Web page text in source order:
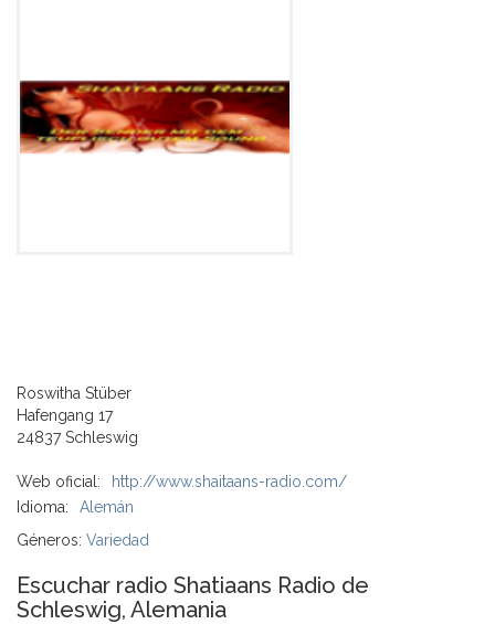
Roswitha Stüber
Hafengang 17
24837 Schleswig
Web oficial:
http://www.shaitaans-radio.com/
Idioma:
Alemán
Géneros: Variedad
Escuchar radio Shatiaans Radio de
Schleswig, Alemania